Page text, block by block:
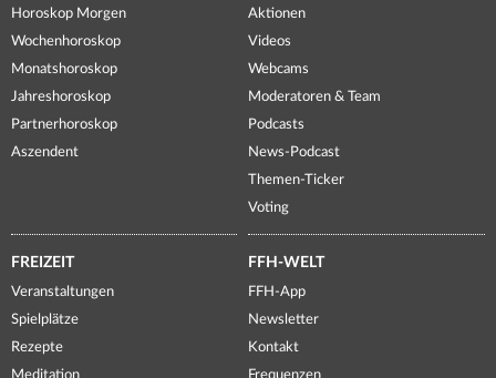
Horoskop Morgen
Wochenhoroskop
Monatshoroskop
Jahreshoroskop
Partnerhoroskop
Aszendent
Aktionen
Videos
Webcams
Moderatoren & Team
Podcasts
News-Podcast
Themen-Ticker
Voting
FREIZEIT
Veranstaltungen
Spielplätze
Rezepte
Meditation
FFH-WELT
FFH-App
Newsletter
Kontakt
Frequenzen